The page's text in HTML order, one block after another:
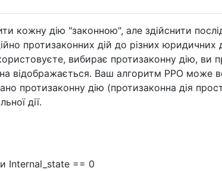
кожну дію "законною", але здійснити
протизаконних дій до різних юридичних
вибирає протизаконну дію, ви
відображається. Ваш алгоритм РРО може
протизаконну дію (протизаконна дія
дії.
Internal_state == 0